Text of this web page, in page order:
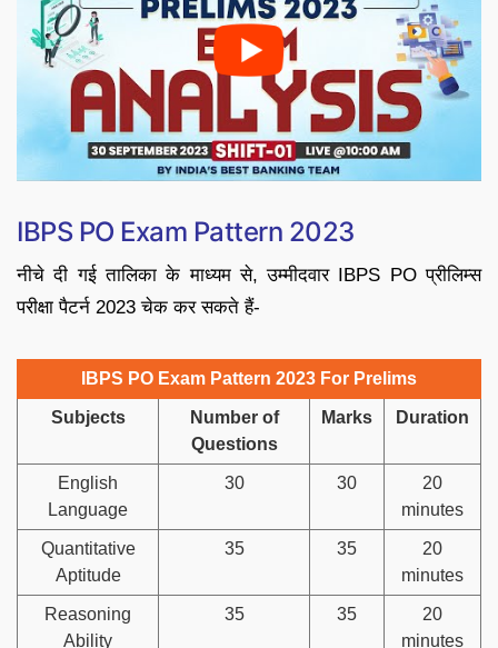
IBPS PO Exam Pattern 2023
नीचे दी गई तालिका के माध्यम से, उम्मीदवार IBPS PO प्रीलिम्स
परीक्षा पैटर्न 2023 चेक कर सकते हैं-
IBPS PO Exam Pattern 2023 For Prelims
Subjects
Number of
Questions
Marks Duration
English
Language
30 30
20
minutes
Quantitative
Aptitude
35 35
20
minutes
Reasoning
Ability
35 35
20
minutes